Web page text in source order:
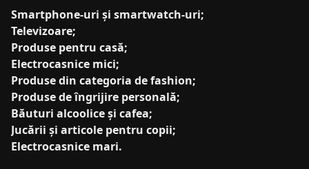
Smartphone-uri și smartwatch-uri;
Televizoare;
Produse pentru casă;
Electrocasnice mici;
Produse din categoria de fashion;
Produse de îngrijire personală;
Băuturi alcoolice și cafea;
Jucării și articole pentru copii;
Electrocasnice mari.